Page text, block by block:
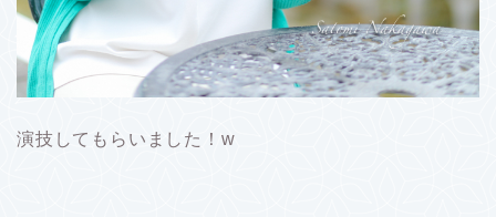
演技してもらいました！w